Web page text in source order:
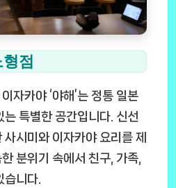
점
자카야 ‘야해’는 정통 일본
는 특별한 공간입니다. 신선
시미와 이자카야 요리를 제
분위기 속에서 친구, 가족,
습니다.